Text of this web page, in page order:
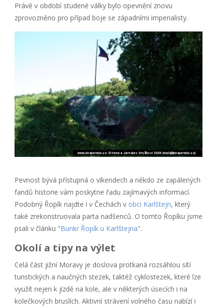
Právě v období studené války bylo opevnění znovu
zprovozněno pro případ boje se západními imperialisty.
Pevnost bývá přístupná o víkendech a někdo ze zapálených
fandů historie vám poskytne řadu zajímavých informací.
Podobný Řopík najdte i v Čechách v obci Karlštejn, který
také zrekonstruovala parta nadšenců. O tomto Řopíku jsme
psali v článku "Bunkr Řopík u Karlštejna".
Okolí a tipy na výlet
Celá část jižní Moravy je doslova protkaná rozsáhlou sítí
turistických a naučných stezek, taktéž cyklostezek, které lze
využít nejen k jízdě na kole, ale v některých úsecích i na
kolečkových bruslích. Aktivní strávení volného času nabízí i